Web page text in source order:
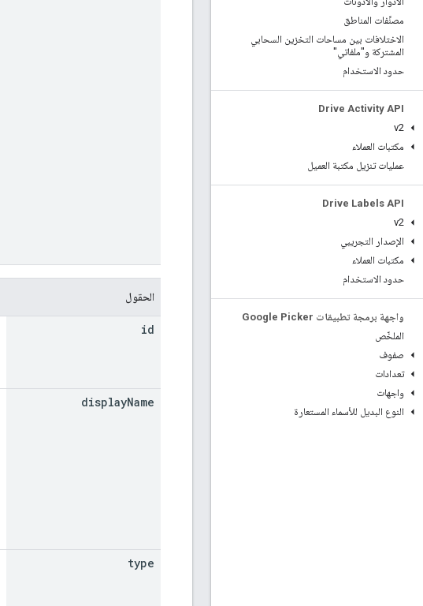
مصنِّفات المناطق
الاختلافات بين مساحات التخزين السحابي
المشتركة و"ملفاتي"
حدود الاستخدام
Drive Activity API
v2
مكتبات العملاء
عمليات تنزيل مكتبة العميل
Drive Labels API
v2
الإصدار التجريبي
مكتبات العملاء
حدود الاستخدام
واجهة برمجة تطبيقات Google Picker
الملخّص
صفوف
تعدادات
واجهات
النوع البديل للأسماء المستعارة
الحقول
id
displayName
type